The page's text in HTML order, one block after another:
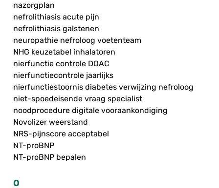
nazorgplan
nefrolithiasis acute pijn
nefrolithiasis galstenen
neuropathie nefroloog voetenteam
NHG keuzetabel inhalatoren
nierfunctie controle DOAC
nierfunctiecontrole jaarlijks
nierfunctiestoornis diabetes verwijzing nefroloog
niet-spoedeisende vraag specialist
noodprocedure digitale vooraankondiging
Novolizer weerstand
NRS-pijnscore acceptabel
NT-proBNP
NT-proBNP bepalen
O